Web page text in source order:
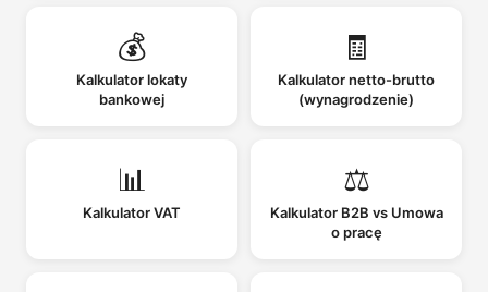
💰
Kalkulator lokaty
bankowej
🧾
Kalkulator netto-brutto
(wynagrodzenie)
📊
Kalkulator VAT
⚖️
Kalkulator B2B vs Umowa
o pracę